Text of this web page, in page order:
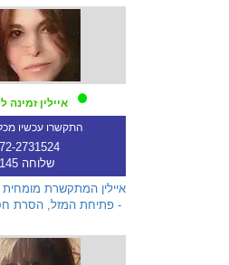
איילין זמינה
התקשרו עכשיו
2731524
שלוחה 145
איילין המתקשרת
- פתיחת המזל, הסרת